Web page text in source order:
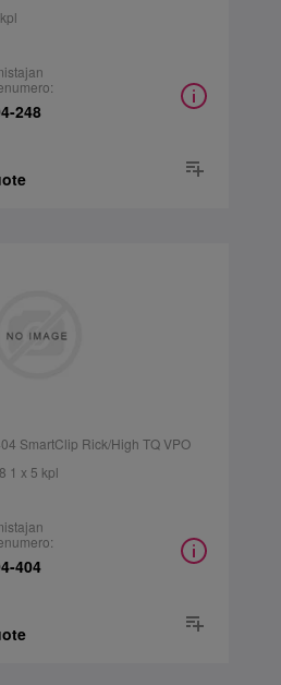
248
SmartClip Rick/High TQ VPO
1 x 5 kpl
404